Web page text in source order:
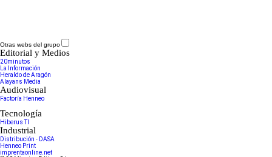
Otras webs del grupo
Editorial y Medios
20minutos
La Información
Heraldo de Aragón
Alayans Media
Audiovisual
Factoría Henneo
Tecnología
Hiberus TI
Industrial
Distribución - DASA
Henneo Print
imprentaonline.net